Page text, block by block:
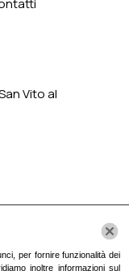
Vito al
per fornire funzionalità dei
inoltre informazioni sul